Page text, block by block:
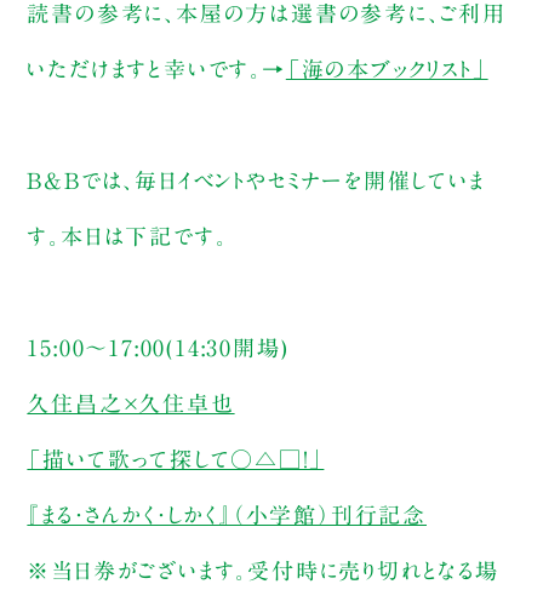
読書の参考に、本屋の方は選書の参考に、ご利用
いただけますと幸いです。→ 「海の本ブックリスト」
B&Bでは、毎日イベントやセミナーを開催していま
す。本日は下記です。
15:00～17:00(14:30開場)
久住昌之×久住卓也
「描いて歌って探して○△□！」
『まる・さんかく・しかく』（小学館）刊行記念
※当日券がございます。受付時に売り切れとなる場